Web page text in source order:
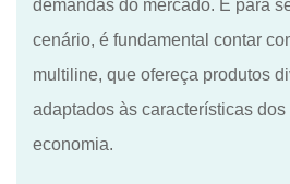
demandas do mercado. E para
cenário, é fundamental contar
multiline, que ofereça produtos
adaptados às características
economia.